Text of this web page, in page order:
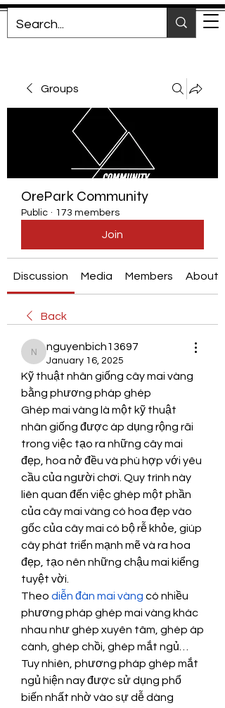
Groups
OrePark Community
Public · 173 members
Join
Discussion Media Members About
Back
nguyenbich13697
nguyenbich13697
January 16, 2025
Kỹ thuật nhân giống cây mai vàng
bằng phương pháp ghép
Ghép mai vàng là một kỹ thuật
nhân giống được áp dụng rộng rãi
trong việc tạo ra những cây mai
đẹp, hoa nở đều và phù hợp với yêu
cầu của người chơi. Quy trình này
liên quan đến việc ghép một phần
của cây mai vàng có hoa đẹp vào
gốc của cây mai có bộ rễ khỏe, giúp
cây phát triển mạnh mẽ và ra hoa
đẹp, tạo nên những chậu mai kiểng
tuyệt vời.
Theo diễn đàn mai vàng có nhiều
phương pháp ghép mai vàng khác
nhau như ghép xuyên tâm, ghép áp
cành, ghép chồi, ghép mắt ngủ…
Tuy nhiên, phương pháp ghép mắt
ngủ hiện nay được sử dụng phổ
biến nhất nhờ vào sự dễ dàng